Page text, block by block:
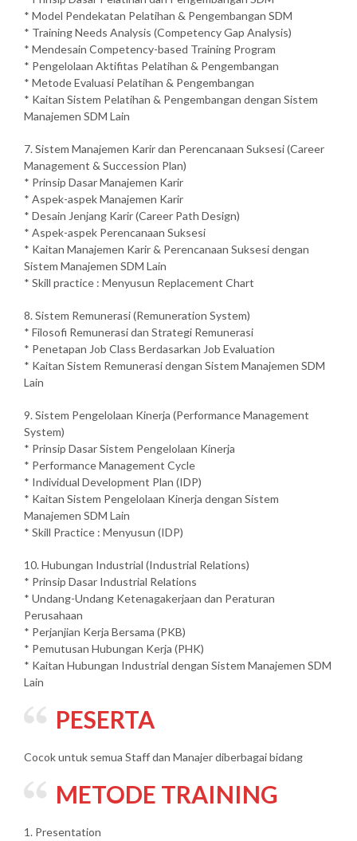
* Model Pendekatan Pelatihan & Pengembangan SDM
* Training Needs Analysis (Competency Gap Analysis)
* Mendesain Competency-based Training Program
* Pengelolaan Aktifitas Pelatihan & Pengembangan
* Metode Evaluasi Pelatihan & Pengembangan
* Kaitan Sistem Pelatihan & Pengembangan dengan Sistem
Manajemen SDM Lain
7. Sistem Manajemen Karir dan Perencanaan Suksesi (Career
Management & Succession Plan)
* Prinsip Dasar Manajemen Karir
* Aspek-aspek Manajemen Karir
* Desain Jenjang Karir (Career Path Design)
* Aspek-aspek Perencanaan Suksesi
* Kaitan Manajemen Karir & Perencanaan Suksesi dengan
Sistem Manajemen SDM Lain
* Skill practice : Menyusun Replacement Chart
8. Sistem Remunerasi (Remuneration System)
* Filosofi Remunerasi dan Strategi Remunerasi
* Penetapan Job Class Berdasarkan Job Evaluation
* Kaitan Sistem Remunerasi dengan Sistem Manajemen SDM
Lain
9. Sistem Pengelolaan Kinerja (Performance Management
System)
* Prinsip Dasar Sistem Pengelolaan Kinerja
* Performance Management Cycle
* Individual Development Plan (IDP)
* Kaitan Sistem Pengelolaan Kinerja dengan Sistem
Manajemen SDM Lain
* Skill Practice : Menyusun (IDP)
10. Hubungan Industrial (Industrial Relations)
* Prinsip Dasar Industrial Relations
* Undang-Undang Ketenagakerjaan dan Peraturan
Perusahaan
* Perjanjian Kerja Bersama (PKB)
* Pemutusan Hubungan Kerja (PHK)
* Kaitan Hubungan Industrial dengan Sistem Manajemen SDM
Lain
PESERTA
Cocok untuk semua Staff dan Manajer diberbagai bidang
METODE TRAINING
1. Presentation